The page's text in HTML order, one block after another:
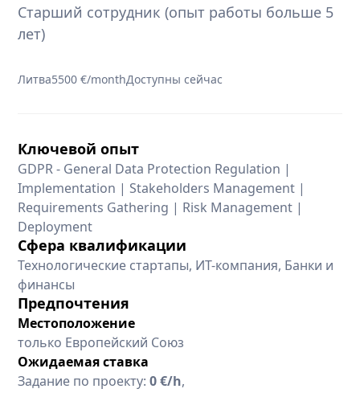
Старший сотрудник (опыт работы больше 5
лет)
Литва5500 €/monthДоступны сейчас
Ключевой опыт
GDPR - General Data Protection Regulation |
Implementation | Stakeholders Management |
Requirements Gathering | Risk Management |
Deployment
Сфера квалификации
Технологические стартапы, ИТ-компания, Банки и
финансы
Предпочтения
Местоположение
только Европейский Союз
Ожидаемая ставка
Задание по проекту:0 €/h,